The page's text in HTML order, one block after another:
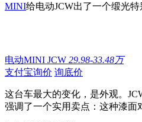
MINI给电动JCW出了一个缎光特
电动MINI JCW 29.98-33.48万
支付宝询价 询底价
这台车最大的变化，是外观。
强调了一个实用卖点：这种漆面